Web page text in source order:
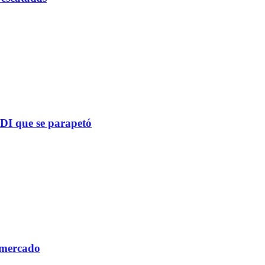
que se parapetó